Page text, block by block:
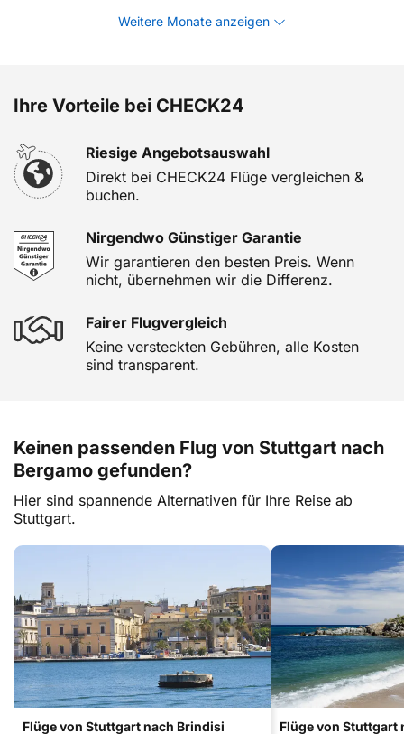
Weitere Monate anzeigen
Ihre Vorteile bei CHECK24
Riesige Angebotsauswahl
Direkt bei CHECK24 Flüge vergleichen &
buchen.
Nirgendwo Günstiger Garantie
Wir garantieren den besten Preis. Wenn
nicht, übernehmen wir die Differenz.
Fairer Flugvergleich
Keine versteckten Gebühren, alle Kosten
sind transparent.
Keinen passenden Flug von Stuttgart nach
Bergamo gefunden?
Hier sind spannende Alternativen für Ihre Reise ab
Stuttgart.
Flüge von Stuttgart nach Brindisi
Flüge von Stuttgart